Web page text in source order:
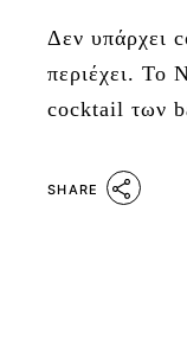
Δεν υπάρχει
περιέχει. Το
cocktail των
SHARE